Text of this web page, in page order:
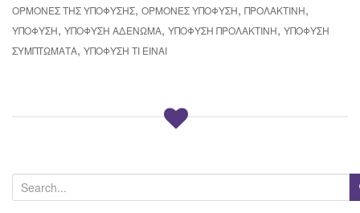
ΟΡΜΌΝΕΣ ΤΗΣ ΥΠΌΦΥΣΗΣ, ΟΡΜΌΝΕΣ ΥΠΌΦΥΣΗ, ΠΡΟΛΑΚΤΊΝΗ,
ΥΠΌΦΥΣΗ, ΥΠΌΦΥΣΗ ΑΔΈΝΩΜΑ, ΥΠΌΦΥΣΗ ΠΡΟΛΑΚΤΊΝΗ, ΥΠΌΦΥΣΗ
ΣΥΜΠΤΏΜΑΤΑ, ΥΠΌΦΥΣΗ ΤΙ ΕΊΝΑΙ
e